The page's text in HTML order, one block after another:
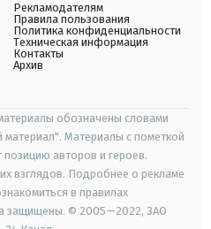
Рекламодателям
Правила пользования
Политика конфиденциальности
Техническая информация
Контакты
Архив
обозначены словами
материал". Материалы с пометкой
авторов и героев.
взглядов. Подробнее о рекламе
в правилах
защищены. © 2005—2022, ЗАО